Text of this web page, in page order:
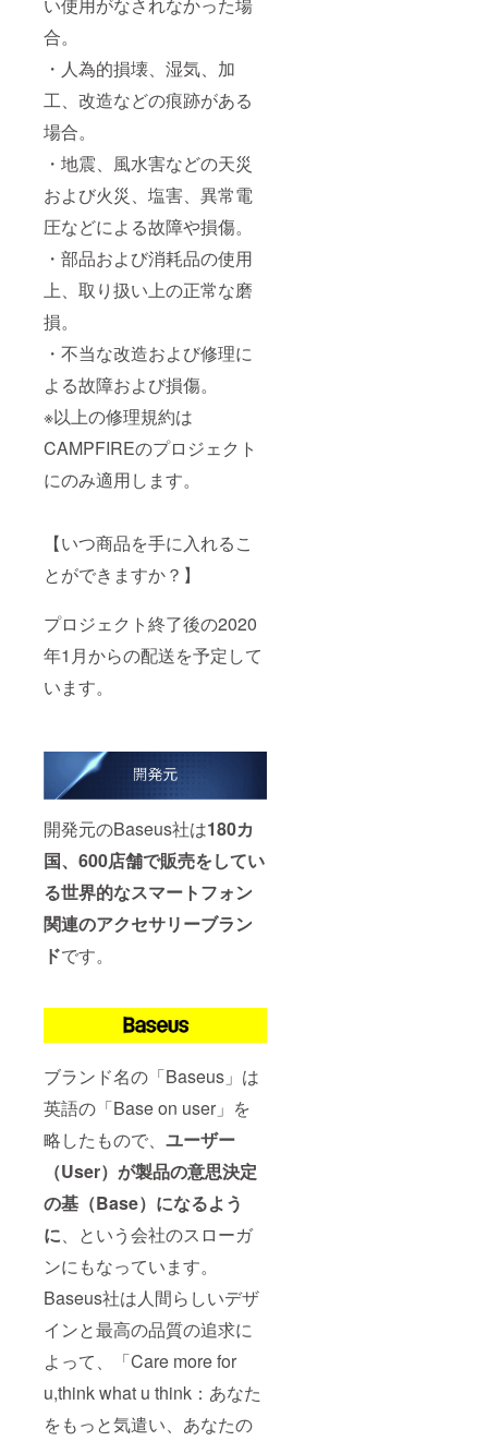
い使用がなされなかった場
合。
・人為的損壊、湿気、加
工、改造などの痕跡がある
場合。
・地震、風水害などの天災
および火災、塩害、異常電
圧などによる故障や損傷。
・部品および消耗品の使用
上、取り扱い上の正常な磨
損。
・不当な改造および修理に
よる故障および損傷。
※以上の修理規約は
CAMPFIREのプロジェクト
にのみ適用します。
【いつ商品を手に入れるこ
とができますか？】
プロジェクト終了後の2020
年1月からの配送を予定して
います。
開発元のBaseus社は180カ
国、600店舗で販売をしてい
る世界的なスマートフォン
関連のアクセサリーブラン
ドです。
ブランド名の「Baseus」は
英語の「Base on user」を
略したもので、 ユーザー
（User）が製品の意思決定
の基（Base）になるよう
に 、という会社のスローガ
ンにもなっています。
Baseus社は人間らしいデザ
インと最高の品質の追求に
よって、「Care more for
u,think what u think：あなた
をもっと気遣い、あなたの